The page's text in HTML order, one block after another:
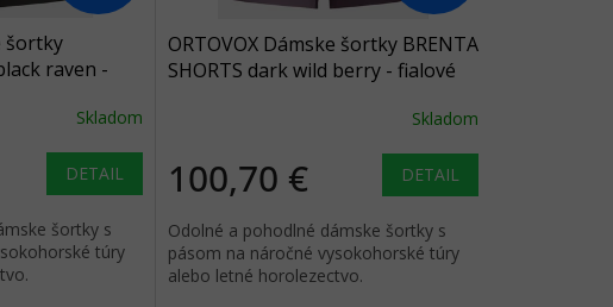
šortky
raven -
Skladom
DETAIL
šortky s
túry
ORTOVOX Dámske šortky BRENTA
SHORTS dark wild berry - fialové
Skladom
100,70 € DETAIL
Odolné a pohodlné dámske šortky s
pásom na náročné vysokohorské túry
alebo letné horolezectvo.